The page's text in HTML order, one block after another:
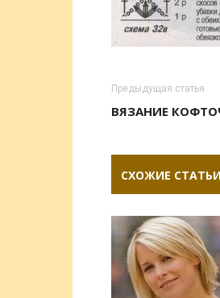
Предыдущая статья
ВЯЗАНИЕ
СХОЖИЕ